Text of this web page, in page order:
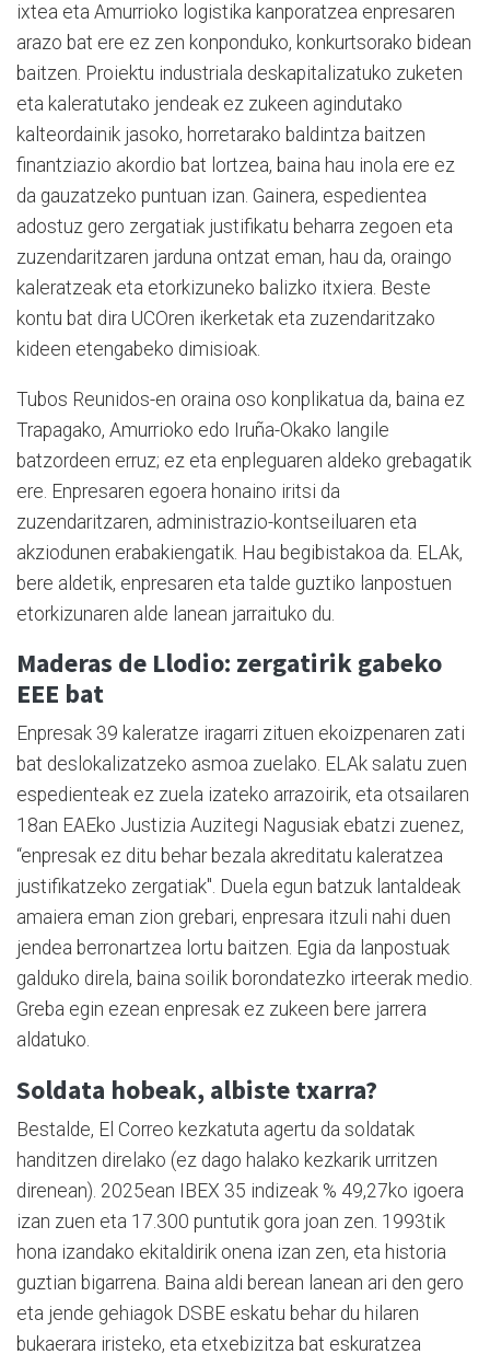
ixtea eta Amurrioko logistika kanporatzea enpresaren
arazo bat ere ez zen konponduko, konkurtsorako bidean
baitzen. Proiektu industriala deskapitalizatuko zuketen
eta kaleratutako jendeak ez zukeen agindutako
kalteordainik jasoko, horretarako baldintza baitzen
finantziazio akordio bat lortzea, baina hau inola ere ez
da gauzatzeko puntuan izan. Gainera, espedientea
adostuz gero zergatiak justifikatu beharra zegoen eta
zuzendaritzaren jarduna ontzat eman, hau da, oraingo
kaleratzeak eta etorkizuneko balizko itxiera. Beste
kontu bat dira UCOren ikerketak eta zuzendaritzako
kideen etengabeko dimisioak.
Tubos Reunidos-en oraina oso konplikatua da, baina ez
Trapagako, Amurrioko edo Iruña-Okako langile
batzordeen erruz; ez eta enpleguaren aldeko grebagatik
ere. Enpresaren egoera honaino iritsi da
zuzendaritzaren, administrazio-kontseiluaren eta
akziodunen erabakiengatik. Hau begibistakoa da. ELAk,
bere aldetik, enpresaren eta talde guztiko lanpostuen
etorkizunaren alde lanean jarraituko du.
Maderas de Llodio: zergatirik gabeko
EEE bat
Enpresak 39 kaleratze iragarri zituen ekoizpenaren zati
bat deslokalizatzeko asmoa zuelako. ELAk salatu zuen
espedienteak ez zuela izateko arrazoirik, eta otsailaren
18an EAEko Justizia Auzitegi Nagusiak ebatzi zuenez,
“enpresak ez ditu behar bezala akreditatu kaleratzea
justifikatzeko zergatiak". Duela egun batzuk lantaldeak
amaiera eman zion grebari, enpresara itzuli nahi duen
jendea berronartzea lortu baitzen. Egia da lanpostuak
galduko direla, baina soilik borondatezko irteerak medio.
Greba egin ezean enpresak ez zukeen bere jarrera
aldatuko.
Soldata hobeak, albiste txarra?
Bestalde, El Correo kezkatuta agertu da soldatak
handitzen direlako (ez dago halako kezkarik urritzen
direnean). 2025ean IBEX 35 indizeak % 49,27ko igoera
izan zuen eta 17.300 puntutik gora joan zen. 1993tik
hona izandako ekitaldirik onena izan zen, eta historia
guztian bigarrena. Baina aldi berean lanean ari den gero
eta jende gehiagok DSBE eskatu behar du hilaren
bukaerara iristeko, eta etxebizitza bat eskuratzea